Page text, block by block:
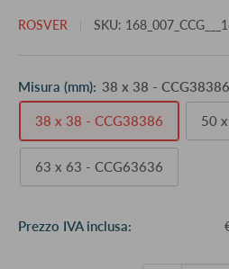
ROSVER SKU:
Misura (mm): 38 x 38 - CCG38386
38 x 38 - CCG38386 50
63 x 63 - CCG63636
Prezzo IVA inclusa: